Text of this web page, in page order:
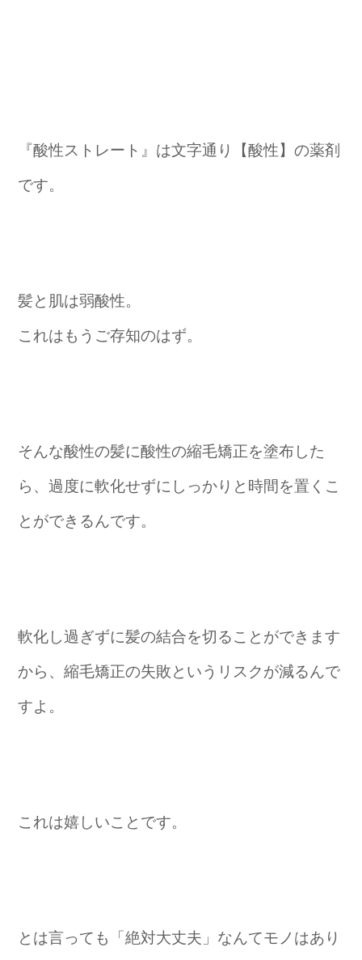
『酸性ストレート』は文字通り【酸性】の薬剤
です。
髪と肌は弱酸性。
これはもうご存知のはず。
そんな酸性の髪に酸性の縮毛矯正を塗布した
ら、過度に軟化せずにしっかりと時間を置くこ
とができるんです。
軟化し過ぎずに髪の結合を切ることができます
から、縮毛矯正の失敗というリスクが減るんで
すよ。
これは嬉しいことです。
とは言っても「絶対大丈夫」なんてモノはあり